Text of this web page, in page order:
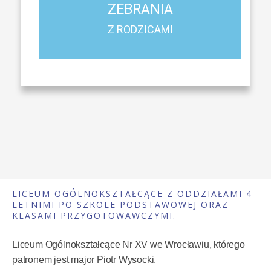
ZEBRANIA
Z RODZICAMI
Harmonogram spotkań i konsultacji z rodzicami
LICEUM OGÓLNOKSZTAŁCĄCE Z ODDZIAŁAMI 4-
LETNIMI PO SZKOLE PODSTAWOWEJ ORAZ
KLASAMI PRZYGOTOWAWCZYMI.
Liceum Ogólnokształcące Nr XV we Wrocławiu, którego
patronem jest major Piotr Wysocki.